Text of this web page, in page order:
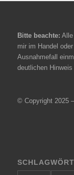
Bitte beachte:
mir im Handel
Ausnahmefall
deutlichen
© Copyright 2025